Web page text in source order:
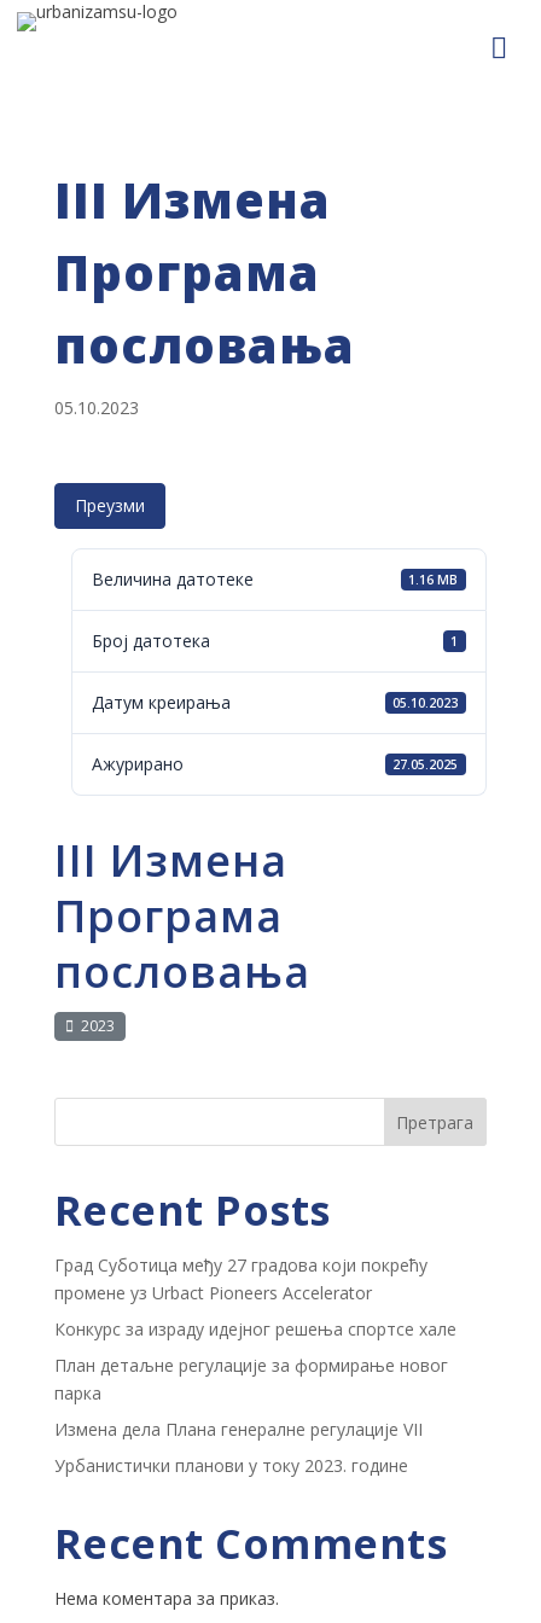
III Измена
Програма
пословања
05.10.2023
Преузми
Величина датотеке 1.16 MB
Број датотека 1
Датум креирања 05.10.2023
Ажурирано 27.05.2025
III Измена
Програма
пословања
2023
Претрага
Recent Posts
Град Суботица међу 27 градова који покрећу
промене уз Urbact Pioneers Accelerator
Конкурс за израду идејног решења спортсе хале
План детаљне регулације за формирање новог
парка
Измена дела Плана генералне регулације VII
Урбанистички планови у току 2023. године
Recent Comments
Нема коментара за приказ.